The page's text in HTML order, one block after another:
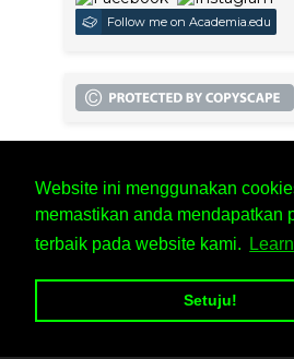
Website ini menggunakan
memastikan anda mendapatkan
terbaik pada website kami.
Setuju!
Follow me on Academia.edu
SITEMAP
Created BySoraTemplates|
Templates